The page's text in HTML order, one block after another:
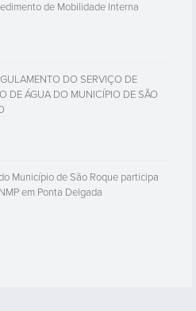
de Mobilidade Interna
DO SERVIÇO DE
DE ÁGUA DO MUNICÍPIO DE SÃO
Município de São Roque participa
em Ponta Delgada